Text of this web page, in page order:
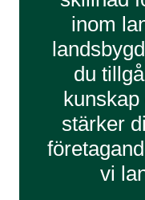
inom
du
stärker
vi